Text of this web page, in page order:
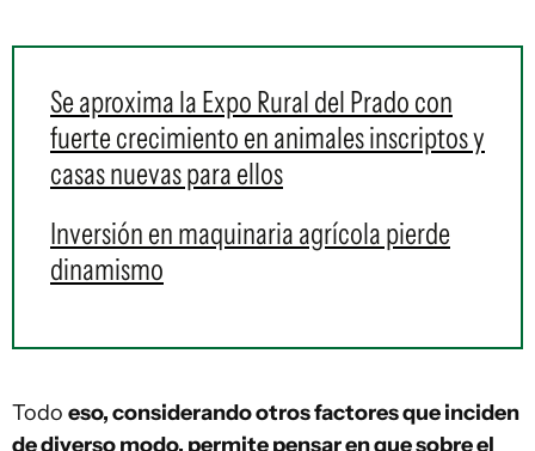
Se aproxima la Expo Rural del Prado con
fuerte crecimiento en animales inscriptos y
casas nuevas para ellos
Inversión en maquinaria agrícola pierde
dinamismo
Todo eso, considerando otros factores que inciden
de diverso modo, permite pensar en que sobre el